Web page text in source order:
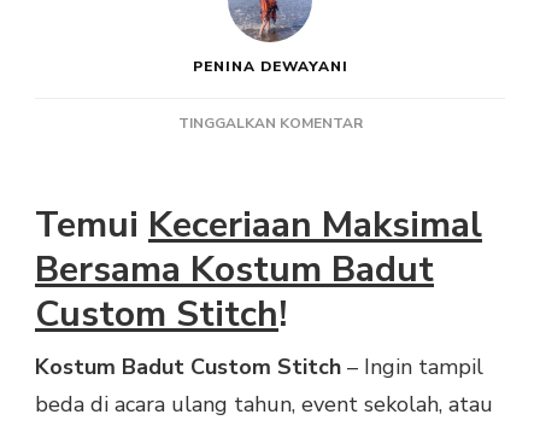
PENINA DEWAYANI
TINGGALKAN KOMENTARPADA
STITCH
DARI
ROESONE.COM
Temui Keceriaan Maksimal
Bersama Kostum Badut
Custom Stitch!
Kostum Badut Custom Stitch – Ingin tampil
beda di acara ulang tahun, event sekolah, atau